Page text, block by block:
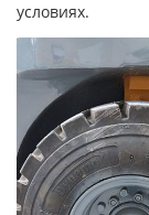
условиях.